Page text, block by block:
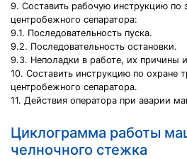
9. Составить рабочую инструкцию по
центробежного сепаратора:
9.1. Последовательность пуска.
9.2. Последовательность остановки.
9.3. Неполадки в работе, их причины
10. Составить инструкцию по охране
центробежного сепаратора.
11. Действия оператора при аварии
Циклограмма работы
челночного стежка